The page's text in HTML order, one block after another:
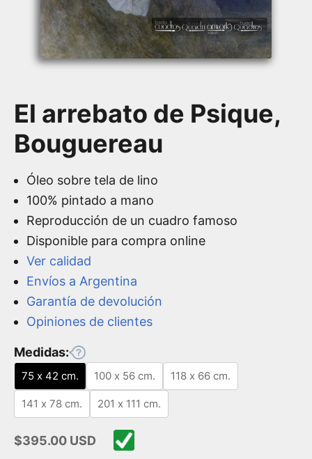
El arrebato de Psique,
Bouguereau
Óleo sobre tela de lino
100% pintado a mano
Reproducción de un cuadro famoso
Disponible para compra online
Ver calidad
Envíos a Argentina
Garantía de devolución
Opiniones de clientes
Medidas:
75 x 42 cm. 100 x 56 cm. 118 x 66 cm.
141 x 78 cm. 201 x 111 cm.
Precio de oferta
$395.00 USD